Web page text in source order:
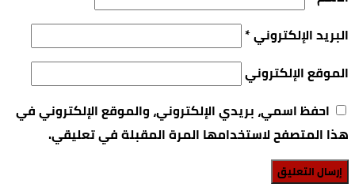
البريد الإلكتروني*
الموقع الإلكتروني
احفظ اسمي، بريدي الإلكتروني، والموقع الإلكتروني في
هذا المتصفح لاستخدامها المرة المقبلة في تعليقي.